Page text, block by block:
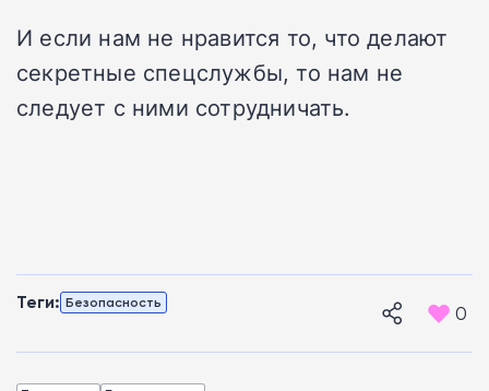
И если нам не нравится то, что делают
секретные спецслужбы, то нам не
следует с ними сотрудничать.
Теги: Безопасность 0